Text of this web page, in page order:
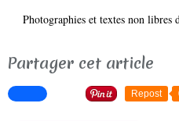
Photographies et textes non libres
Partager cet article
Repost